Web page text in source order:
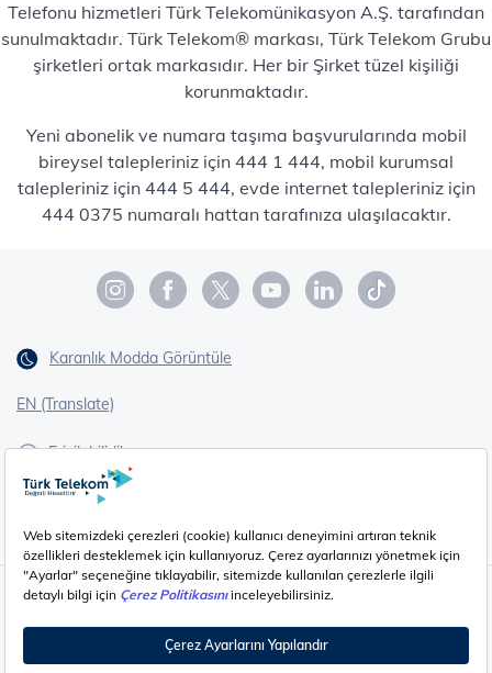
Telefonu hizmetleri Türk Telekomünikasyon A.Ş. tarafından
sunulmaktadır. Türk Telekom® markası, Türk Telekom Grubu
şirketleri ortak markasıdır. Her bir Şirket tüzel kişiliği
korunmaktadır.
Yeni abonelik ve numara taşıma başvurularında mobil
bireysel talepleriniz için 444 1 444, mobil kurumsal
talepleriniz için 444 5 444, evde internet talepleriniz için
444 0375 numaralı hattan tarafınıza ulaşılacaktır.
Karanlık Modda Görüntüle
EN (Translate)
Erişilebilirlik
Çerez Ayarları